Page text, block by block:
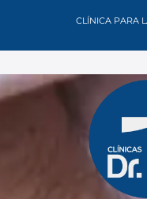
CLÍNICA PARA